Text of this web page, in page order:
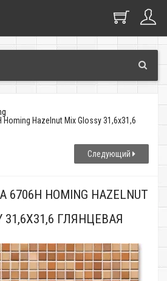
Hazelnut Mix Glossy 31,6x31,6
Следующий
HOMING HAZELNUT
31,6X31,6 ГЛЯНЦЕВАЯ